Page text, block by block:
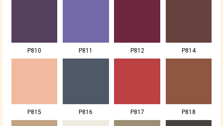
P810 P811 P812 P814
P815 P816 P817 P818